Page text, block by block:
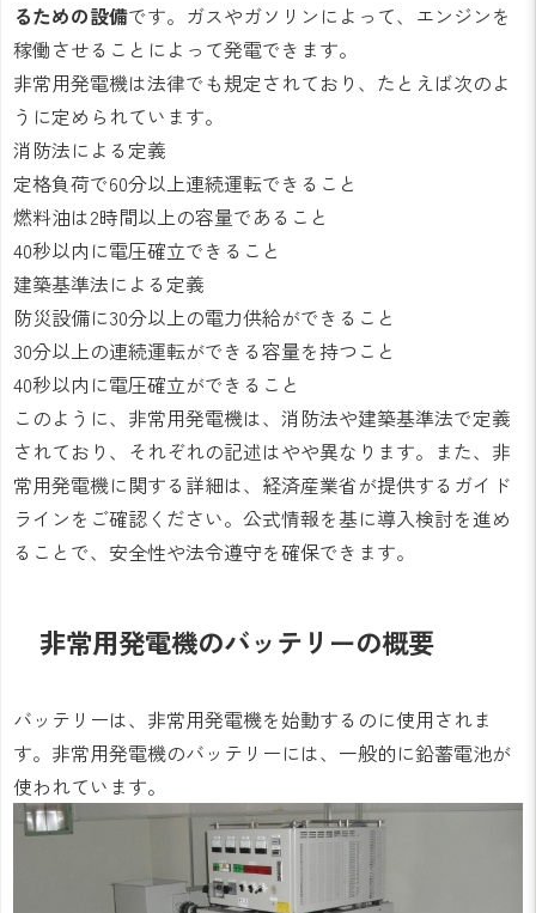
るための設備です。ガスやガソリンによって、エンジンを
稼働させることによって発電できます。
非常用発電機は法律でも規定されており、たとえば次のよ
うに定められています。
消防法による定義
定格負荷で60分以上連続運転できること
燃料油は2時間以上の容量であること
40秒以内に電圧確立できること
建築基準法による定義
防災設備に30分以上の電力供給ができること
30分以上の連続運転ができる容量を持つこと
40秒以内に電圧確立ができること
このように、非常用発電機は、消防法や建築基準法で定義
されており、それぞれの記述はやや異なります。また、非
常用発電機に関する詳細は、経済産業省が提供するガイド
ラインをご確認ください。公式情報を基に導入検討を進め
ることで、安全性や法令遵守を確保できます。
非常用発電機のバッテリーの概要
バッテリーは、非常用発電機を始動するのに使用されま
す。非常用発電機のバッテリーには、一般的に鉛蓄電池が
使われています。